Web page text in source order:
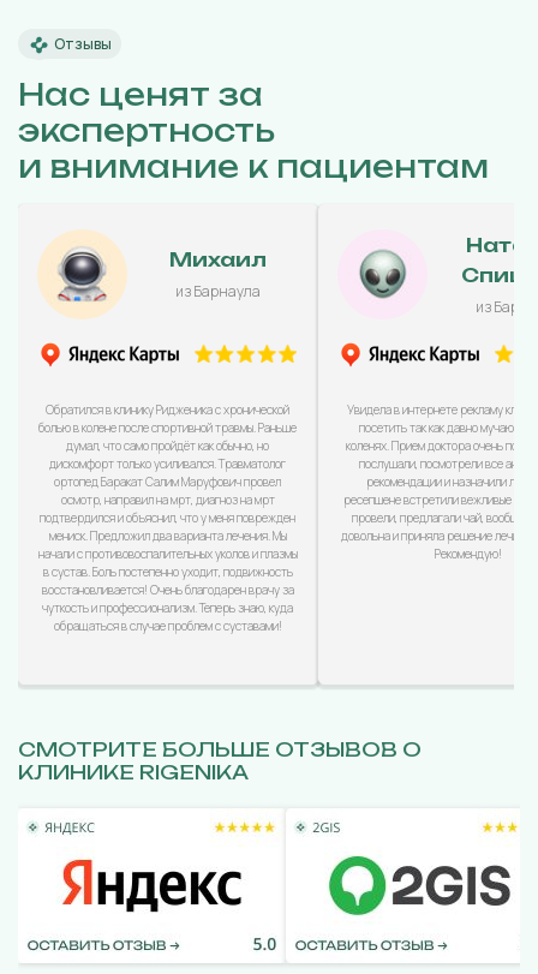
Отзывы
Нас ценят за
экспертность
и внимание к пациентам
Михаил
из Барнаула
Обратился в клинику Ридженика с хронической
болью в колене после спортивной травмы. Раньше
думал, что само пройдёт как обычно, но
дискомфорт только усиливался. Травматолог
ортопед Баракат Салим Маруфович провел
осмотр, направил на мрт, диагноз на мрт
подтвердился и объяснил, что у меня поврежден
мениск. Предложил два варианта лечения. Мы
начали с противовоспалительных уколов и плазмы
в сустав. Боль постепенно уходит, подвижность
восстановливается! Очень благодарен врачу за
чуткость и профессионализм. Теперь знаю, куда
обращаться в случае проблем с суставами!
из
Увидела в интернете рекламу
посетить так как давно мучаюсь
коленях. Прием доктора очень
послушали, посмотрели все
рекомендации и назначили
ресепшене встретили вежливые
провели, предлагали чай, вообщем
довольна и приняла решение
Рекомендую!
СМОТРИТЕ БОЛЬШЕ ОТЗЫВОВ О
КЛИНИКЕ RIGENIKA